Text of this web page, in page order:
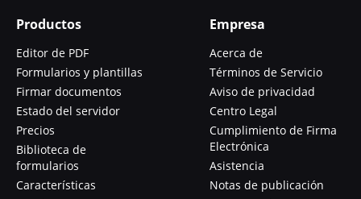
Productos
Editor de PDF
Formularios y plantillas
Firmar documentos
Estado del servidor
Precios
Biblioteca de
formularios
Características
Empresa
Acerca de
Términos de Servicio
Aviso de privacidad
Centro Legal
Cumplimiento de Firma
Electrónica
Asistencia
Notas de publicación